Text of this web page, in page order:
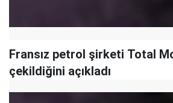
Fransız petrol şirketi Total
çekildiğini açıkladı